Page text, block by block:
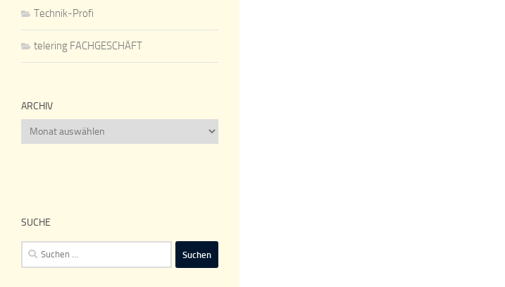
Technik-Profi
telering FACHGESCHÄFT
ARCHIV
Archiv
SUCHE
Suchen
nach: